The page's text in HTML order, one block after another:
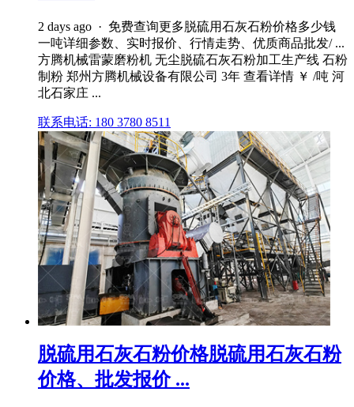
2 days ago · 免费查询更多脱硫用石灰石粉价格多少钱
一吨详细参数、实时报价、行情走势、优质商品批发/ ...
方腾机械雷蒙磨粉机 无尘脱硫石灰石粉加工生产线 石粉
制粉 郑州方腾机械设备有限公司 3年 查看详情 ￥ /吨 河
北石家庄 ...
联系电话: 180 3780 8511
脱硫用石灰石粉价格脱硫用石灰石粉
价格、批发报价 ...